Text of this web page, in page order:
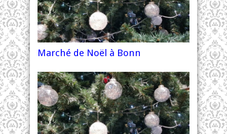
Marché de Noël à Bonn